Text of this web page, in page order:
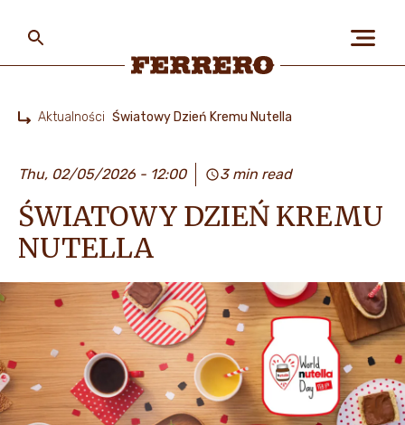
LUDZIE I PLANETA
NASZE MARKI I PRODUKTY
PRACA W FERRERO
main
content
Aktualności Światowy Dzień Kremu Nutella
Thu, 02/05/2026 - 12:00 3 min read
ŚWIATOWY DZIEŃ KREMU
NUTELLA